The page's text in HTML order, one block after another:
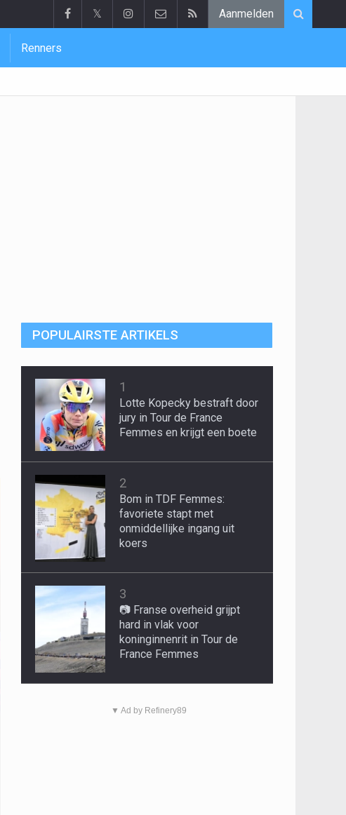
𝕏 Aanmelden
Renners
POPULAIRSTE ARTIKELS
1
Lotte Kopecky bestraft door
jury in Tour de France
Femmes en krijgt een boete
2
Bom in TDF Femmes:
favoriete stapt met
onmiddellijke ingang uit
koers
3
📷 Franse overheid grijpt
hard in vlak voor
koninginnenrit in Tour de
France Femmes
▼ Ad by Refinery89